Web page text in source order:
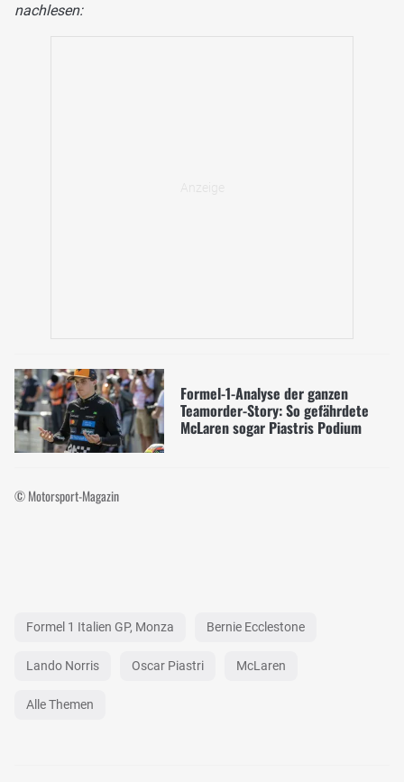
nachlesen:
Formel-1-Analyse der ganzen
Teamorder-Story: So gefährdete
McLaren sogar Piastris Podium
© Motorsport-Magazin
Formel 1 Italien GP, Monza Bernie Ecclestone
Lando Norris Oscar Piastri McLaren
Alle Themen